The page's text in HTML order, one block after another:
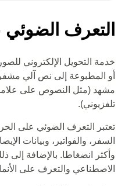
التعرف
أو المطبوعة إلى نص آلي
مشهد (مثل النصوص على
تلفزيوني).
السفر، والفواتير، وبيانات
الاصطناعي والتعرف على